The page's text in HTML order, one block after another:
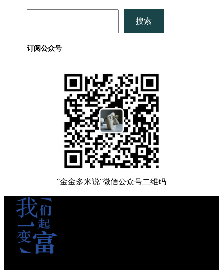
搜索
订阅公众号
“金金多米说”微信公众号二维码